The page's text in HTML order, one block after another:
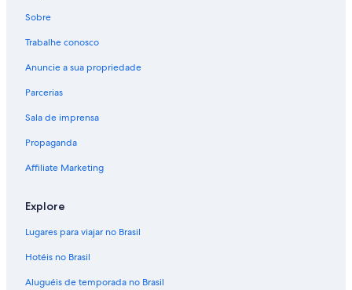
Sobre
Trabalhe conosco
Anuncie a sua propriedade
Parcerias
Sala de imprensa
Propaganda
Affiliate Marketing
Explore
Lugares para viajar no Brasil
Hotéis no Brasil
Aluguéis de temporada no Brasil